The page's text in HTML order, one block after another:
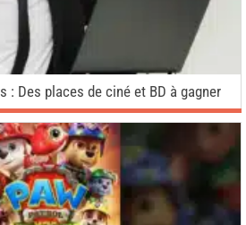
: Des places de ciné et BD à gagner